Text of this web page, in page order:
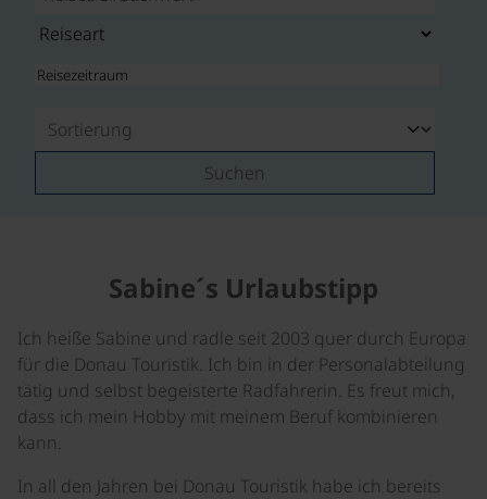
Suchen
Sabine´s Urlaubstipp
Ich heiße Sabine und radle seit 2003 quer durch Europa
für die Donau Touristik. Ich bin in der Personalabteilung
tätig und selbst begeisterte Radfahrerin. Es freut mich,
dass ich mein Hobby mit meinem Beruf kombinieren
kann.
In all den Jahren bei Donau Touristik habe ich bereits